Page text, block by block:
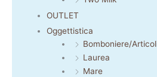
OUTLET
Oggettistica
Bomboniere/
Laurea
Mare